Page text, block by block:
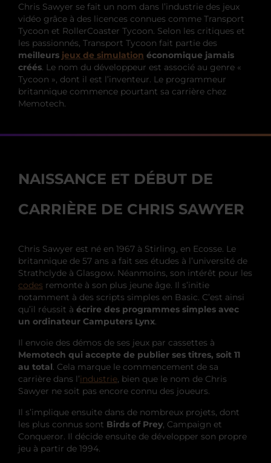
Chris Sawyer se fait un nom dans l’industrie des jeux
vidéo grâce à des licences connues comme Transport
Tycoon et RollerCoaster Tycoon. Selon les critiques et
les passionnés, Transport Tycoon fait partie des
meilleurs jeux de simulation économique jamais
créés. Le nom du développeur est associé au genre «
Tycoon », dont il est l’inventeur. Le programmeur
britannique commence pourtant sa carrière chez
Memotech.
NAISSANCE ET DÉBUT DE
CARRIÈRE DE CHRIS SAWYER
Chris Sawyer est né en 1967 à Stirling, en Ecosse. Le
britannique de 57 ans a fait ses études à l’université de
Strathclyde à Glasgow. Néanmoins, son intérêt pour les
codes remonte à son plus jeune âge. Il s’initie
notamment à des scripts simples en Basic. C’est ainsi
qu’il réussit à écrire des programmes simples avec
un ordinateur Camputers Lynx.
Il envoie des démos de ses jeux par cassettes à
Memotech qui accepte de publier ses titres, soit 11
au total. Cela marque le commencement de sa
carrière dans l’industrie, bien que le nom de Chris
Sawyer ne soit pas encore connu des joueurs.
Il s’implique ensuite dans de nombreux projets, dont
les plus connus sont Birds of Prey, Campaign et
Conqueror. Il décide ensuite de développer son propre
jeu à partir de 1994.